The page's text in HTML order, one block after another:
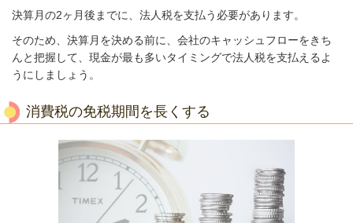
決算月の2ヶ月後までに、法人税を支払う必要があります。
そのため、決算月を決める前に、会社のキャッシュフローをきち
んと把握して、現金が最も多いタイミングで法人税を支払えるよ
うにしましょう。
消費税の免税期間を長くする